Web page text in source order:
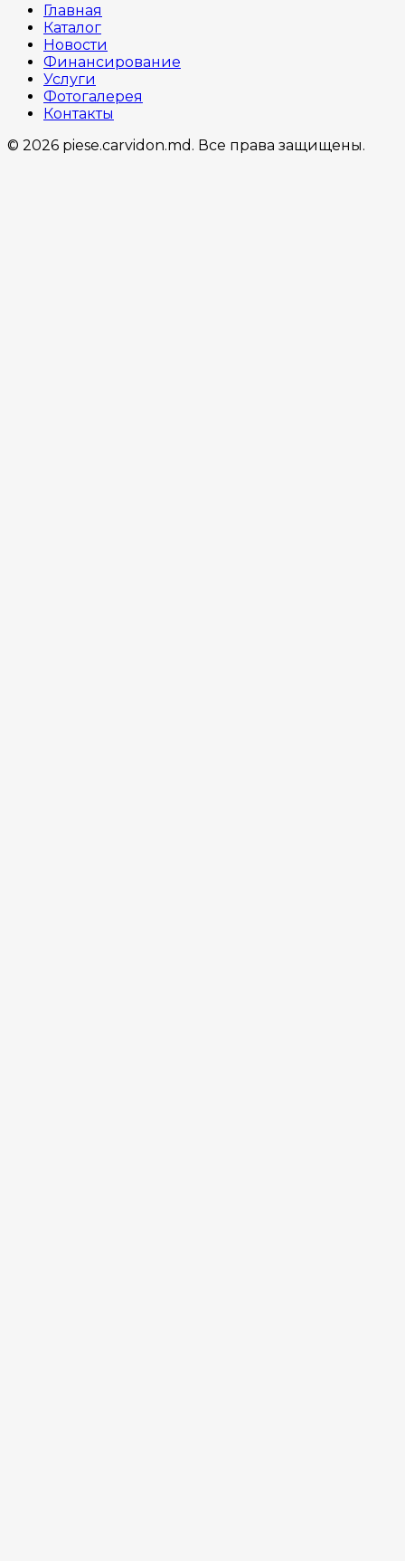
Главная
Каталог
Новости
Финансирование
Услуги
Фотогалерея
Контакты
© 2026 piese.carvidon.md. Все права защищены.